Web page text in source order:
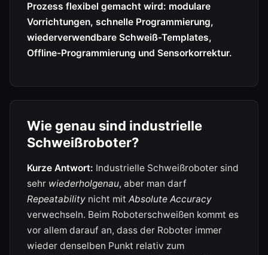
Prozess flexibel gemacht wird: modulare
Vorrichtungen, schnelle Programmierung,
wiederverwendbare Schweiß-Templates,
Offline-Programmierung und Sensorkorrektur.
Wie genau sind industrielle
Schweißroboter?
Kurze Antwort: Industrielle Schweißroboter sind
sehr wiederholgenau, aber man darf
Repeatability nicht mit Absolute Accuracy
verwechseln. Beim Roboterschweißen kommt es
vor allem darauf an, dass der Roboter immer
wieder denselben Punkt relativ zum